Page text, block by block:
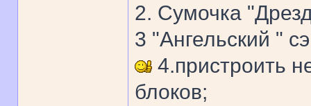
2. Сумочка
3 "Ангельский "
4.пристроить
блоков;